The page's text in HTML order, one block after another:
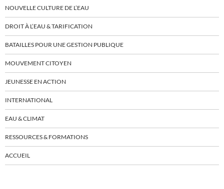
NOUVELLE CULTURE DE L’EAU
DROIT À L’EAU & TARIFICATION
BATAILLES POUR UNE GESTION PUBLIQUE
MOUVEMENT CITOYEN
JEUNESSE EN ACTION
INTERNATIONAL
EAU & CLIMAT
RESSOURCES & FORMATIONS
ACCUEIL